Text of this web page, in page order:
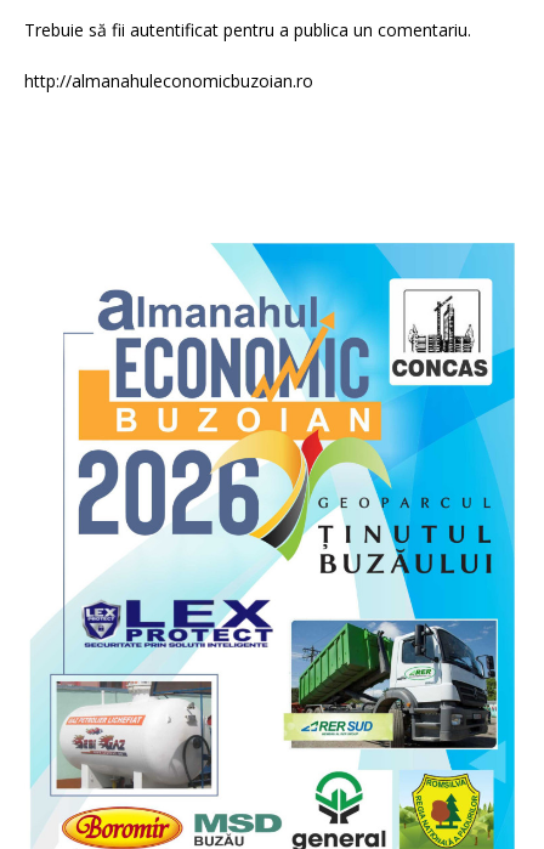
Trebuie să fii autentificat pentru a publica un comentariu.
http://almanahuleconomicbuzoian.ro